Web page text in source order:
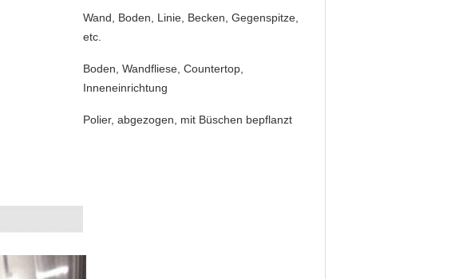
Wand, Boden, Linie, Becken, Gegenspitze,
etc.
Boden, Wandfliese, Countertop,
Inneneinrichtung
Polier, abgezogen, mit Büschen bepflanzt